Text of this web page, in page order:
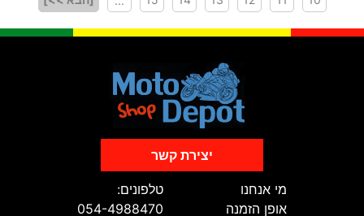
מי אנחנו
אופן הזמנה
טלפונים:
054-4988470
יצירת קשר